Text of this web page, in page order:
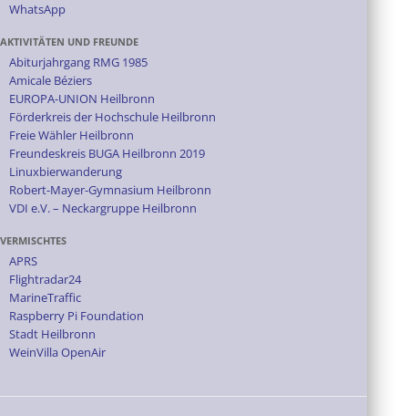
WhatsApp
AKTIVITÄTEN UND FREUNDE
Abiturjahrgang RMG 1985
Amicale Béziers
EUROPA-UNION Heilbronn
Förderkreis der Hochschule Heilbronn
Freie Wähler Heilbronn
Freundeskreis BUGA Heilbronn 2019
Linuxbierwanderung
Robert-Mayer-Gymnasium Heilbronn
VDI e.V. – Neckargruppe Heilbronn
VERMISCHTES
APRS
Flightradar24
MarineTraffic
Raspberry Pi Foundation
Stadt Heilbronn
WeinVilla OpenAir